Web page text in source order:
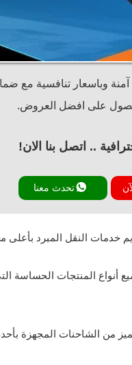
وباسعار تنافسية مع
على افضل العروض.
.. اتصل بنا الان!
تحدث معنا
النقل المبرد بأعلى
المنتجات الحساسة
من الشاحنات المجهزة